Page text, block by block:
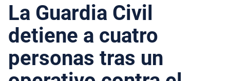
La Guardia Civil
detiene a cuatro
personas tras un